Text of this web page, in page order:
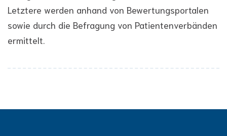
Letztere werden anhand von Bewertungsportalen
sowie durch die Befragung von Patientenverbänden
ermittelt.